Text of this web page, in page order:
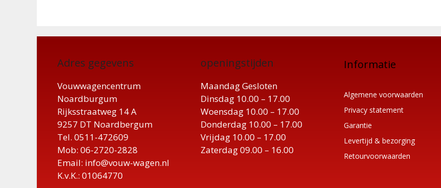
Adres gegevens
Vouwwagencentrum
Noardburgum
Rijksstraatweg 14 A
9257 DT Noardbergum
Tel. 0511-472609
Mob: 06-2720-2828
Email: info@vouw-wagen.nl
K.v.K.: 01064770
openingstijden
Maandag Gesloten
Dinsdag 10.00 – 17.00
Woensdag 10.00 – 17.00
Donderdag 10.00 – 17.00
Vrijdag 10.00 – 17.00
Zaterdag 09.00 – 16.00
Informatie
Algemene voorwaarden
Privacy statement
Garantie
Levertijd & bezorging
Retourvoorwaarden